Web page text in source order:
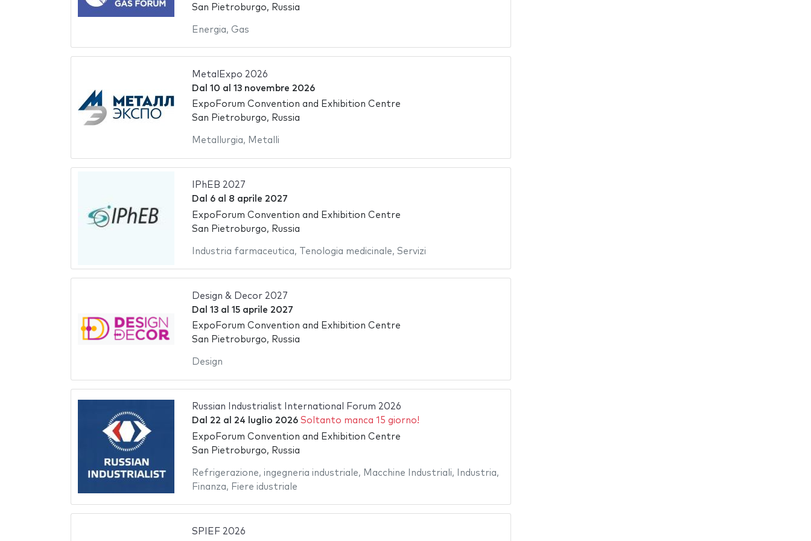
San Pietroburgo, Russia
Energia, Gas
MetalExpo 2026
Dal 10 al 13 novembre 2026
ExpoForum Convention and Exhibition Centre
San Pietroburgo, Russia
Metallurgia, Metalli
IPhEB 2027
Dal 6al 8 aprile 2027
ExpoForum Convention and Exhibition Centre
San Pietroburgo, Russia
Industria farmaceutica, Tenologia medicinale, Servizi
Design & Decor 2027
Dal 13al 15 aprile 2027
ExpoForum Convention and Exhibition Centre
San Pietroburgo, Russia
Design
Russian Industrialist International Forum 2026
Dal 22 al 24 luglio 2026 Soltanto manca 15 giorno!
ExpoForum Convention and Exhibition Centre
San Pietroburgo, Russia
Refrigerazione, ingegneria industriale, Macchine Industriali, Industria,
Finanza, Fiere idustriale
SPIEF 2026